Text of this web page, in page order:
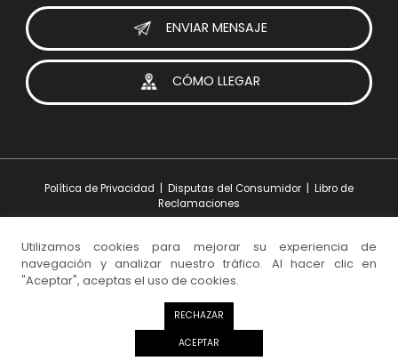
ENVIAR MENSAJE
CÓMO LLEGAR
Política de Privacidad Disputas del Consumidor
Libro de
Reclamaciones
Diseño y Desarrollo:iesolutions Portugal
© 2026 Visoparts. Todos los derechos reservados.
Utilizamos cookies para mejorar su experiencia de
navegación y analizar nuestro tráfico. Al hacer clic en
"Aceptar", aceptas el uso de cookies.
RECHAZAR
ACEPTAR